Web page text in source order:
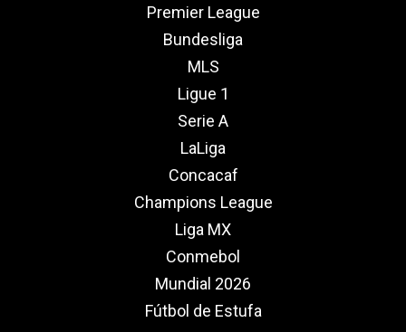
Premier League
Bundesliga
MLS
Ligue 1
Serie A
LaLiga
Concacaf
Champions League
Liga MX
Conmebol
Mundial 2026
Fútbol de Estufa